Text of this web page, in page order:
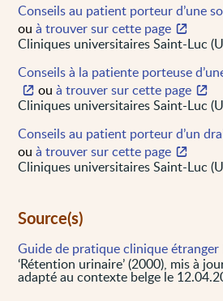
Conseils au patient porteur d’une
ouà trouver sur cette page
Cliniques universitaires Saint-Luc
Conseils à la patiente porteuse
ouà trouver sur cette page
Cliniques universitaires Saint-Luc
Conseils au patient porteur d’un
ouà trouver sur cette page
Cliniques universitaires Saint-Luc
Source(s)
Guide de pratique clinique étranger
‘Rétention urinaire’ (2000), mis à
adapté au contexte belge le